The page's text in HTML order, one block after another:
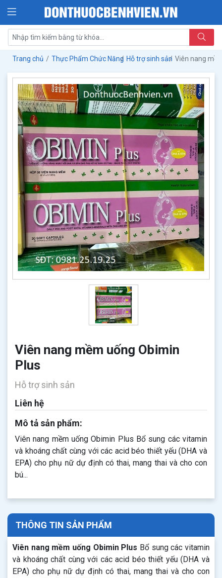
Trang chủ Thực Phẩm Chức Năng Hỗ trợ sinh sản Viên nang
Viên nang mềm uống Obimin
Plus
Hỗ trợ sinh sản
Liên hệ
Mô tả sản phẩm:
Viên nang mềm uống Obimin Plus Bổ sung các vitamin
và khoáng chất cùng với các acid béo thiết yếu (DHA và
EPA) cho phụ nữ dự định có thai, mang thai và cho con
bú...
THÔNG TIN SẢN PHẨM
Viên nang mềm uống Obimin Plus Bổ sung các vitamin
và khoáng chất cùng với các acid béo thiết yếu (DHA và
EPA) cho phụ nữ dự định có thai, mang thai và cho con